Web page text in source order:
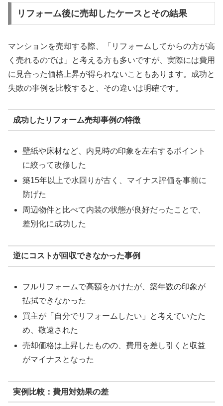
リフォーム後に売却したケースとその結果
マンションを売却する際、「リフォームしてからの方が高
く売れるのでは」と考える方も多いですが、実際には費用
に見合った価格上昇が得られないこともあります。成功と
失敗の事例を比較すると、その違いは明確です。
成功したリフォーム売却事例の特徴
壁紙や床材など、内見時の印象を左右するポイント
に絞って改修した
築15年以上で水回りが古く、マイナス評価を事前に
防げた
周辺物件と比べて内装の状態が良好だったことで、
差別化に成功した
逆にコストが回収できなかった事例
フルリフォームで高額をかけたが、築年数の印象が
払拭できなかった
買主が「自分でリフォームしたい」と考えていたた
め、敬遠された
売却価格は上昇したものの、費用を差し引くと収益
がマイナスとなった
実例比較：費用対効果の差